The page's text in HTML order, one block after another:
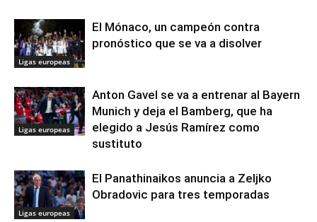
Ligas europeas
El Mónaco, un campeón contra
pronóstico que se va a disolver
Ligas europeas
Anton Gavel se va a entrenar al Bayern
Munich y deja el Bamberg, que ha
elegido a Jesús Ramírez como
sustituto
Ligas europeas
El Panathinaikos anuncia a Zeljko
Obradovic para tres temporadas